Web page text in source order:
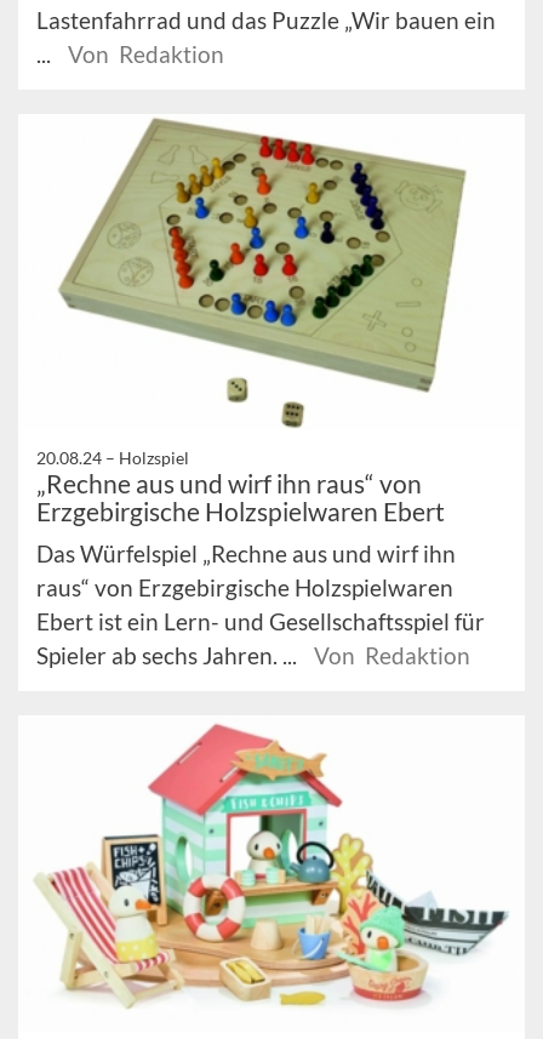
Lastenfahrrad und das Puzzle „Wir bauen ein
...
Von Redaktion
20.08.24 – Holzspiel
„Rechne aus und wirf ihn raus“ von
Erzgebirgische Holzspielwaren Ebert
Das Würfelspiel „Rechne aus und wirf ihn
raus“ von Erzgebirgische Holzspielwaren
Ebert ist ein Lern- und Gesellschaftsspiel für
Spieler ab sechs Jahren. ...
Von Redaktion